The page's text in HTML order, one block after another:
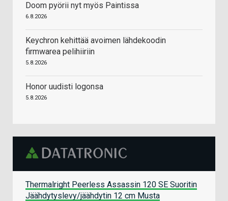
Doom pyörii nyt myös Paintissa
6.8.2026
Keychron kehittää avoimen lähdekoodin
firmwarea pelihiiriin
5.8.2026
Honor uudisti logonsa
5.8.2026
Thermalright Peerless Assassin 120 SE Suoritin
Jäähdytyslevy/jäähdytin 12 cm Musta